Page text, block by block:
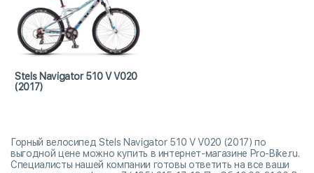
Stels Navigator 510 V V020
(2017)
Горный велосипед Stels Navigator 510 V V020 (2017) по
выгодной цене можно купить в интернет-магазине Pro-Bike.ru.
Специалисты нашей компании готовы ответить на все ваши